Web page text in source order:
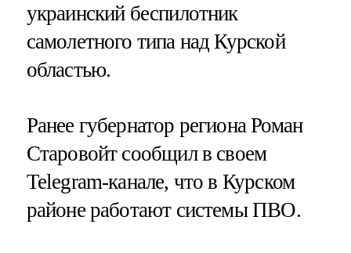
украинский беспилотник
самолетного типа над Курской
областью.
Ранее губернатор региона Роман
Старовойт сообщил в своем
Telegram-канале, что в Курском
районе работают системы ПВО.